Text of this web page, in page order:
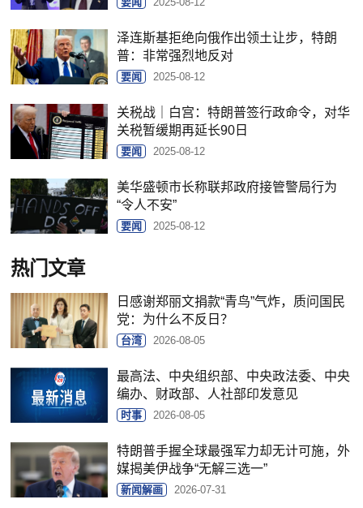
泽连斯基拒绝向俄作出领土让步，特朗
普：非常强烈地反对
要闻 2025-08-12
关税战｜白宫：特朗普签行政命令，对华
关税暂缓期再延长90日
要闻 2025-08-12
美华盛顿市长称联邦政府接管警局行为
“令人不安”
要闻 2025-08-12
热门文章
日感谢郑丽文捐款“青鸟”气炸，质问国民
党：为什么不反日？
台湾 2026-08-05
最高法、中央组织部、中央政法委、中央
编办、财政部、人社部印发意见
时事 2026-08-05
特朗普手握全球最强军力却无计可施，外
媒揭美伊战争“无解三选一”
新闻解画 2026-07-31